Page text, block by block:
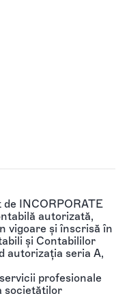
INCORPORATE
autorizată,
vigoare și înscrisă în
și Contabililor
autorizația seria A,
profesionale
societăților